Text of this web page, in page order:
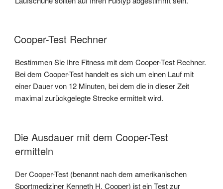
Cooper-Test Rechner
Bestimmen Sie Ihre Fitness mit dem Cooper-Test Rechner.
Bei dem Cooper-Test handelt es sich um einen Lauf mit
einer Dauer von 12 Minuten, bei dem die in dieser Zeit
maximal zurückgelegte Strecke ermittelt wird.
Die Ausdauer mit dem Cooper-Test
ermitteln
Der Cooper-Test (benannt nach dem amerikanischen
Sportmediziner Kenneth H. Cooper) ist ein Test zur